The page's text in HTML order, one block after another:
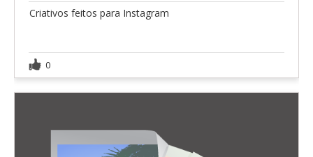
Criativos feitos para Instagram
0